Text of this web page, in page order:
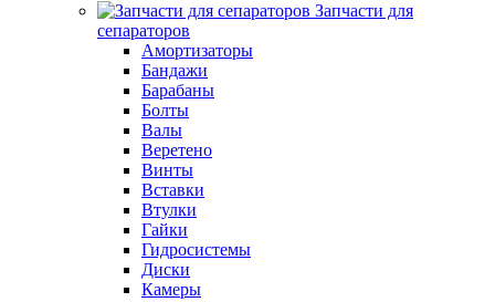
Запчасти для
сепараторов
Амортизаторы
Бандажи
Барабаны
Болты
Валы
Веретено
Винты
Вставки
Втулки
Гайки
Гидросистемы
Диски
Камеры